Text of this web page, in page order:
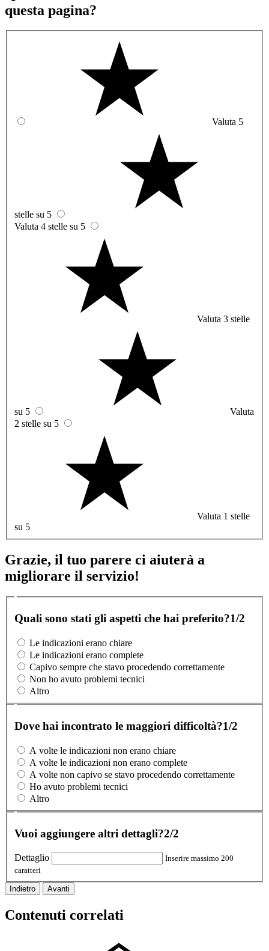
questa pagina?
Valuta 5
stelle su 5
Valuta 4 stelle su 5
Valuta 3 stelle
su 5
Valuta
2 stelle su 5
Valuta 1 stelle
su 5
Grazie, il tuo parere ci aiuterà a
migliorare il servizio!
Quali sono stati gli aspetti che hai preferito?1/2
Le indicazioni erano chiare
Le indicazioni erano complete
Capivo sempre che stavo procedendo correttamente
Non ho avuto problemi tecnici
Altro
Dove hai incontrato le maggiori difficoltà?1/2
A volte le indicazioni non erano chiare
A volte le indicazioni non erano complete
A volte non capivo se stavo procedendo correttamente
Ho avuto problemi tecnici
Altro
Vuoi aggiungere altri dettagli?2/2
Dettaglio
Inserire massimo 200
caratteri
Indietro Avanti
Contenuti correlati